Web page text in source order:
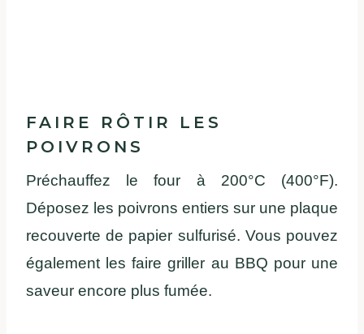
FAIRE RÔTIR LES
POIVRONS
Préchauffez le four à 200°C (400°F).
Déposez les poivrons entiers sur une plaque
recouverte de papier sulfurisé. Vous pouvez
également les faire griller au BBQ pour une
saveur encore plus fumée.